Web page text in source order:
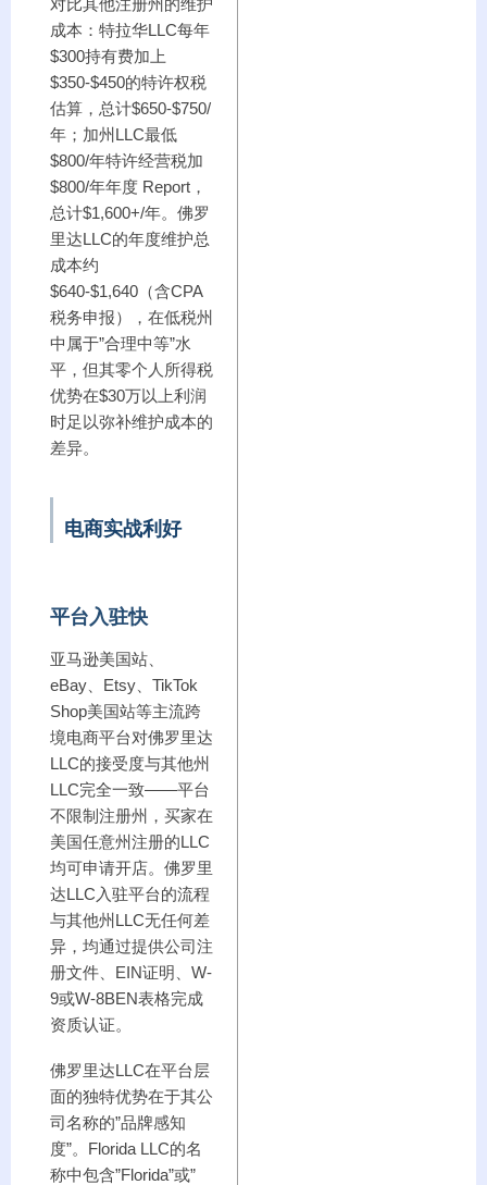
对比其他注册州的维护
成本：特拉华LLC每年
$300持有费加上
$350-$450的特许权税
估算，总计$650-$750/
年；加州LLC最低
$800/年特许经营税加
$800/年年度 Report，
总计$1,600+/年。佛罗
里达LLC的年度维护总
成本约
$640-$1,640（含CPA
税务申报），在低税州
中属于”合理中等”水
平，但其零个人所得税
优势在$30万以上利润
时足以弥补维护成本的
差异。
电商实战利好
平台入驻快
亚马逊美国站、
eBay、Etsy、TikTok
Shop美国站等主流跨
境电商平台对佛罗里达
LLC的接受度与其他州
LLC完全一致——平台
不限制注册州，买家在
美国任意州注册的LLC
均可申请开店。佛罗里
达LLC入驻平台的流程
与其他州LLC无任何差
异，均通过提供公司注
册文件、EIN证明、W-
9或W-8BEN表格完成
资质认证。
佛罗里达LLC在平台层
面的独特优势在于其公
司名称的”品牌感知
度”。Florida LLC的名
称中包含”Florida”或”